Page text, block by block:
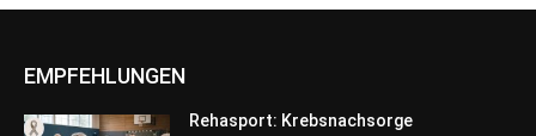
EMPFEHLUNGEN
Rehasport: Krebsnachsorge